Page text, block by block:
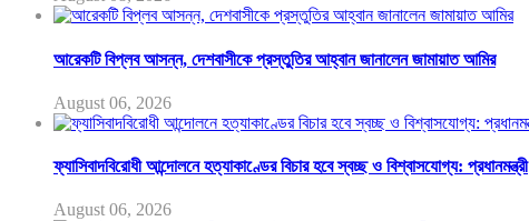
আরেকটি বিপ্লব আসন্ন, দেশবাসীকে প্রস্তুতির আহ্বান জানালেন জামায়াত আমির
August 06, 2026
ফ্যাসিবাদবিরোধী আন্দোলনে হত্যাকাণ্ডের বিচার হবে স্বচ্ছ ও বিশ্বাসযোগ্য: প্রধানমন্ত্রী
August 06, 2026